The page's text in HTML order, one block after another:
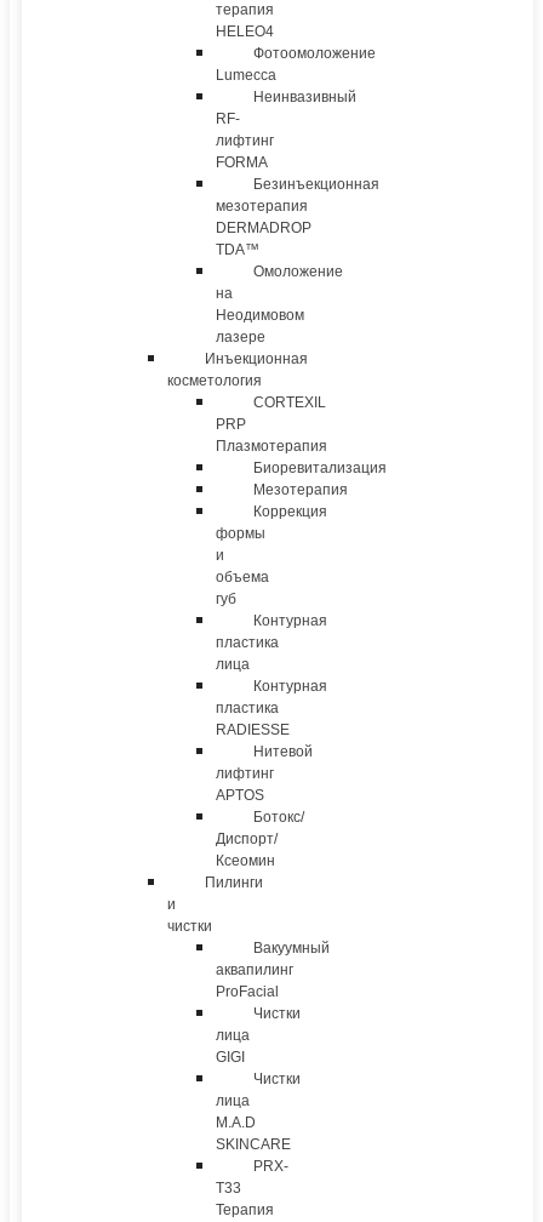
терапия
HELEO4
Фотоомоложение
Lumecca
Неинвазивный
RF-
лифтинг
FORMA
Безинъекционная
мезотерапия
DERMADROP
TDA™
Омоложение
на
Неодимовом
лазере
Инъекционная
косметология
CORTEXIL
PRP
Плазмотерапия
Биоревитализация
Мезотерапия
Коррекция
формы
и
объема
губ
Контурная
пластика
лица
Контурная
пластика
RADIESSE
Нитевой
лифтинг
APTOS
Ботокс/
Диспорт/
Ксеомин
Пилинги
и
чистки
Вакуумный
аквапилинг
ProFacial
Чистки
лица
GIGI
Чистки
лица
M.A.D
SKINCARE
PRX-
T33
Терапия